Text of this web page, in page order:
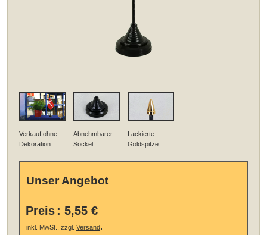
Verkauf ohne
Dekoration
Abnehmbarer
Sockel
Lackierte
Goldspitze
Unser Angebot
Preis : 5,55 €
inkl. MwSt., zzgl. Versand.